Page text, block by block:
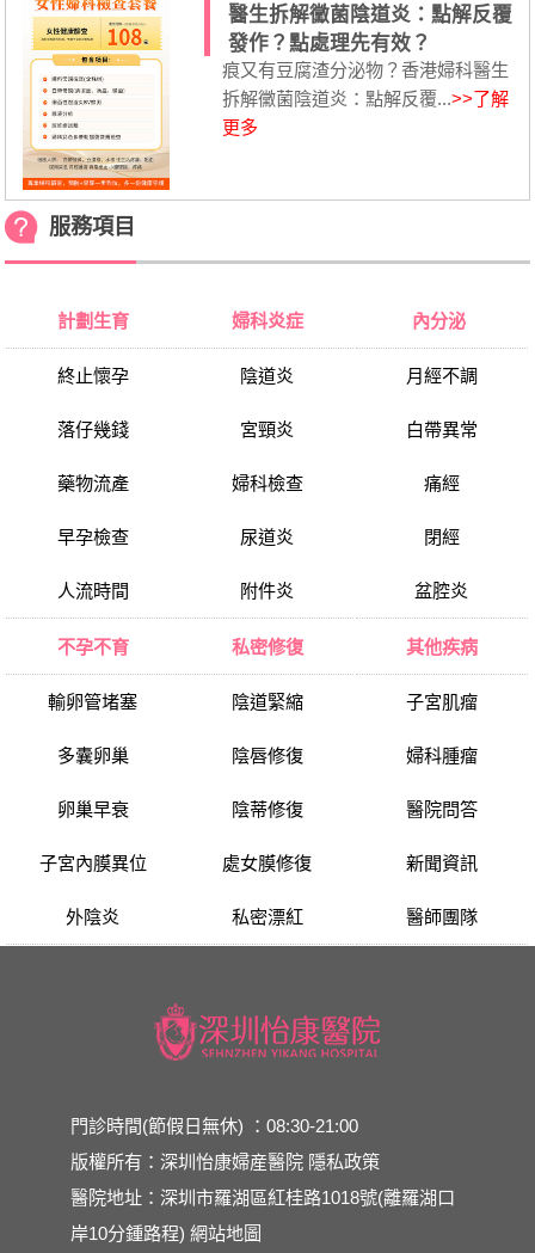
醫生拆解黴菌陰道炎：點解反覆
發作？點處理先有效？
痕又有豆腐渣分泌物？香港婦科醫生
拆解黴菌陰道炎：點解反覆...>>了解
更多
服務項目
計劃生育
終止懷孕
落仔幾錢
藥物流產
早孕檢查
人流時間
婦科炎症
陰道炎
宮頸炎
婦科檢查
尿道炎
附件炎
內分泌
月經不調
白帶異常
痛經
閉經
盆腔炎
不孕不育
輸卵管堵塞
多囊卵巢
卵巢早衰
子宮內膜異位
外陰炎
私密修復
陰道緊縮
陰唇修復
陰蒂修復
處女膜修復
私密漂紅
其他疾病
子宮肌瘤
婦科腫瘤
醫院問答
新聞資訊
醫師團隊
門診時間(節假日無休) ：08:30-21:00
版權所有：深圳怡康婦産醫院 隱私政策
醫院地址：深圳市羅湖區紅桂路1018號(離羅湖口
岸10分鍾路程)網站地圖